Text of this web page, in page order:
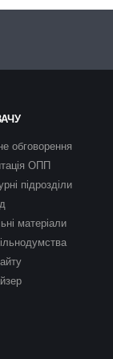
обговорення
ОПП
підрозділи
матеріали